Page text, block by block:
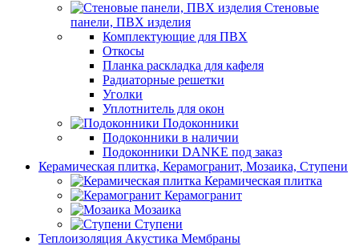
Стеновые
панели, ПВХ изделия
Комплектующие для ПВХ
Откосы
Планка раскладка для кафеля
Радиаторные решетки
Уголки
Уплотнитель для окон
Подоконники
Подоконники в наличии
Подоконники DANKE под заказ
Керамическая плитка, Керамогранит, Мозаика, Ступени
Керамическая плитка
Керамогранит
Мозаика
Ступени
Теплоизоляция Акустика Мембраны